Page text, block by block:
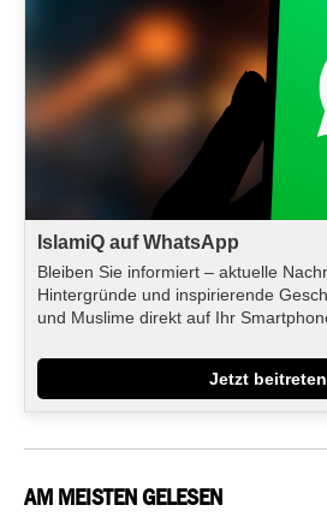
IslamiQ auf WhatsApp
Bleiben Sie informiert – aktuelle
Hintergründe und inspirierende
und Muslime direkt auf Ihr
Jetzt
AM MEISTEN GELESEN